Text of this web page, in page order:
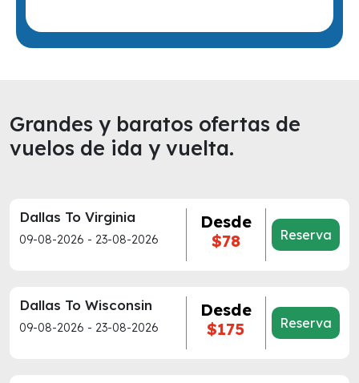
Grandes y baratos ofertas de
vuelos de ida y vuelta.
Dallas To Virginia
09-08-2026 - 23-08-2026
Desde
$78
Reserva
Dallas To Wisconsin
09-08-2026 - 23-08-2026
Desde
$175
Reserva